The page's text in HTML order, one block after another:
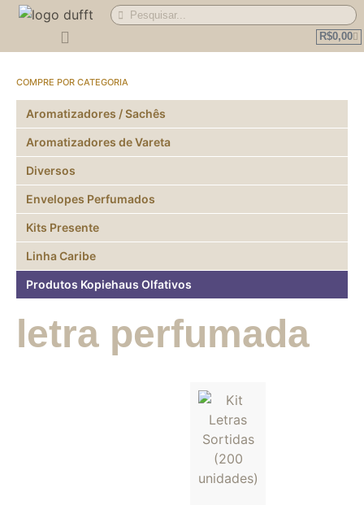
R$0,00
Compre por Categoria
Aromatizadores / Sachês
Aromatizadores de Vareta
Diversos
Envelopes Perfumados
Kits Presente
Linha Caribe
Produtos Kopiehaus Olfativos
letra perfumada